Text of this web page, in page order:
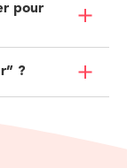
pour
?